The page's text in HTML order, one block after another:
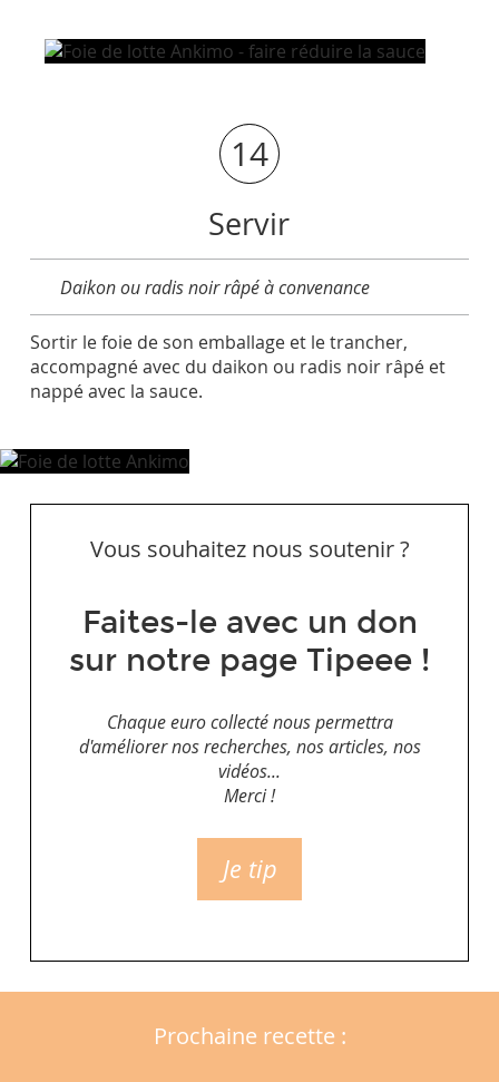
14
Servir
Daikon ou radis noir râpé à convenance
Sortir le foie de son emballage et le trancher,
accompagné avec du daikon ou radis noir râpé et
nappé avec la sauce.
Vous souhaitez nous soutenir ?
Faites-le avec un don
sur notre page Tipeee !
Chaque euro collecté nous permettra
d'améliorer nos recherches, nos articles, nos
vidéos...
Merci !
Je tip
Prochaine recette :